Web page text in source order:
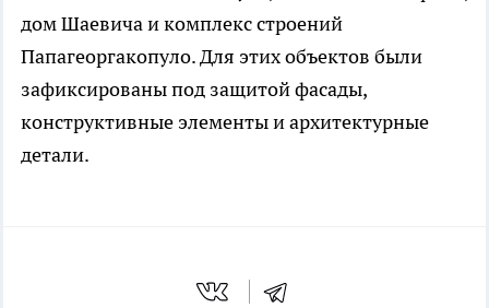
дом Шаевича и комплекс строений
Папагеоргакопуло. Для этих объектов были
зафиксированы под защитой фасады,
конструктивные элементы и архитектурные
детали.